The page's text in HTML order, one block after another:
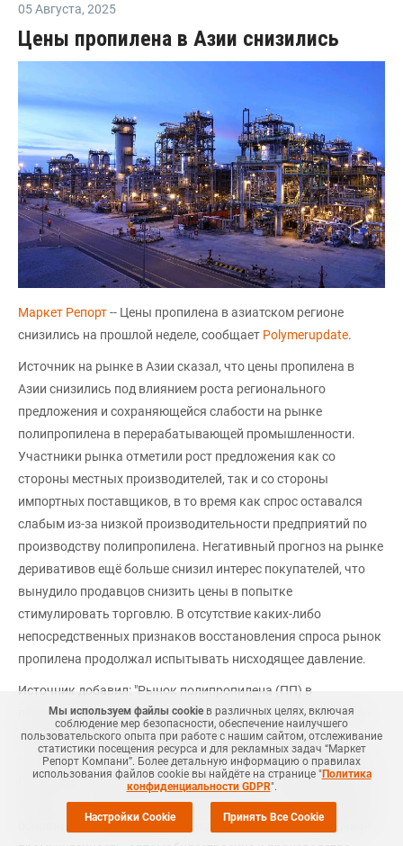
05 Августа, 2025
Цены пропилена в Азии снизились
Маркет Репорт-- Цены пропилена в азиатском регионе
снизились на прошлой неделе, сообщает Polymerupdate.
Источник на рынке в Азии сказал, что цены пропилена в
Азии снизились под влиянием роста регионального
предложения и сохраняющейся слабости на рынке
полипропилена в перерабатывающей промышленности.
Участники рынка отметили рост предложения как со
стороны местных производителей, так и со стороны
импортных поставщиков, в то время как спрос оставался
слабым из-за низкой производительности предприятий по
производству полипропилена. Негативный прогноз на рынке
деривативов ещё больше снизил интерес покупателей, что
вынудило продавцов снизить цены в попытке
стимулировать торговлю. В отсутствие каких-либо
непосредственных признаков восстановления спроса рынок
пропилена продолжал испытывать нисходящее давление.
Источник добавил: "Рынок полипропилена (ПП) в
перерабатывающей промышленности продемонстрировал
признаки слабости, обусловленные вялым спросом со
стороны конечных потребителей и избытком предложения".
Покупатели сохраняли осторожность из-за снижения цен на
сырье и отсутствия очевидных признаков восстановления в
основных потребляющих отраслях, таких как упаковочная
Мы используем файлы cookieв различных целях, включая
соблюдение мер безопасности, обеспечение наилучшего
пользовательского опыта при работе с нашим сайтом, отслеживание
статистики посещения ресурса и для рекламных задач “Маркет
Репорт Компани”. Более детальную информацию о правилах
использования файлов cookie вы найдёте на странице "Политика
конфиденциальности GDPR".
Настройки Cookie Принять Все Cookie